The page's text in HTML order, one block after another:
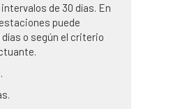
de 30 días. En
puede
o según el criterio